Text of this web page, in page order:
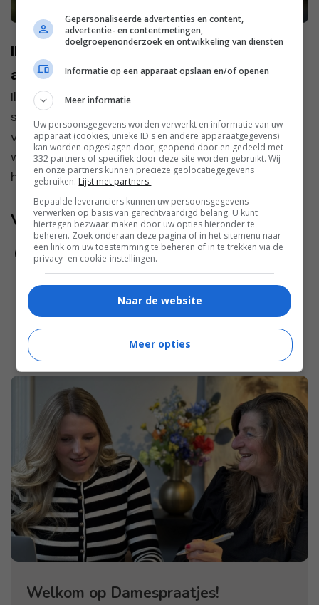
Ilona: “De moeders op school maken
altijd groepjes zonder mij”
Ilona en Jan ontmoetten elkaar tijdens een
singlesreis. “Ik dacht eerst dat het een
vakantieliefde zou zijn,” zegt Ilona. “Je kent dat
wel, zo’n intense klik voor even, maar daarna gaat
het we...
Volg jij ons al?
Welkom op Damespraatjes!
Gepersonaliseerde advertenties en content,
advertentie- en contentmetingen,
doelgroepenonderzoek en ontwikkeling van diensten
Informatie op een apparaat opslaan en/of openen
Meer informatie
Uw persoonsgegevens worden verwerkt en informatie van uw
apparaat (cookies, unieke ID's en andere apparaatgegevens)
kan worden opgeslagen door, geopend door en gedeeld met
332 partners of specifiek door deze site worden gebruikt. Wij
en onze partners kunnen precieze geolocatiegegevens
gebruiken. Lijst met partners.
Bepaalde leveranciers kunnen uw persoonsgegevens
verwerken op basis van gerechtvaardigd belang. U kunt
hiertegen bezwaar maken door uw opties hieronder te
beheren. Zoek onderaan deze pagina of in het sitemenu naar
een link om uw toestemming te beheren of in te trekken via de
privacy- en cookie-instellingen.
Naar de website
Meer opties